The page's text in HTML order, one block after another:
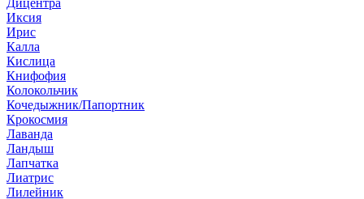
Дицентра
Иксия
Ирис
Калла
Кислица
Книфофия
Колокольчик
Кочедыжник/Папортник
Крокосмия
Лаванда
Ландыш
Лапчатка
Лиатрис
Лилейник